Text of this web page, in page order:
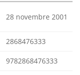
28 novembre 2001
2868476333
9782868476333